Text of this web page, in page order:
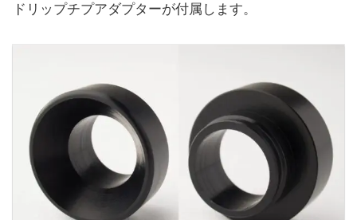
ドリップチプアダプターが付属します。